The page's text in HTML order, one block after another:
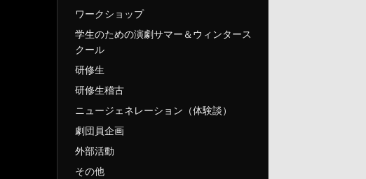
ワークショップ
学生のための演劇サマー＆ウィンタース
クール
研修生
研修生稽古
ニュージェネレーション（体験談）
劇団員企画
外部活動
その他